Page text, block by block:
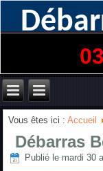
Vous êtes ici :Accueil
Débarras
Publié le mardi 30